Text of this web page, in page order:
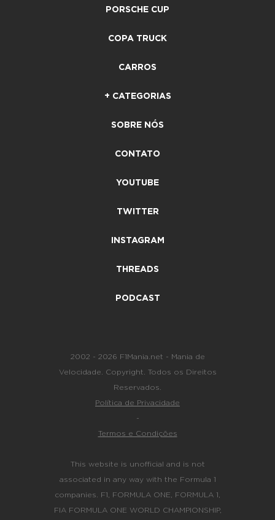
PORSCHE CUP
COPA TRUCK
CARROS
+ CATEGORIAS
SOBRE NÓS
CONTATO
YOUTUBE
TWITTER
INSTAGRAM
THREADS
PODCAST
2002 - 2026 F1Mania.net - Mania de
Velocidade. Copyright. Todos os Direitos
Reservados.
Política de Privacidade
-
Termos e Condições
This website is unofficial and is not
associated in any way with the Formula 1
companies. F1, FORMULA ONE, FORMULA 1,
FIA FORMULA ONE WORLD CHAMPIONSHIP,